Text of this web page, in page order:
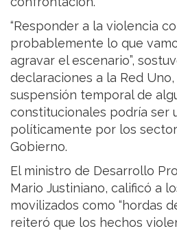
“Responder a la violencia
probablemente lo que
agravar el escenario”,
declaraciones a la Red
suspensión temporal de
constitucionales podría ser
políticamente por los
Gobierno.
El ministro de Desarrollo
Mario Justiniano, calificó a
movilizados como “hordas
reiteró que los hechos